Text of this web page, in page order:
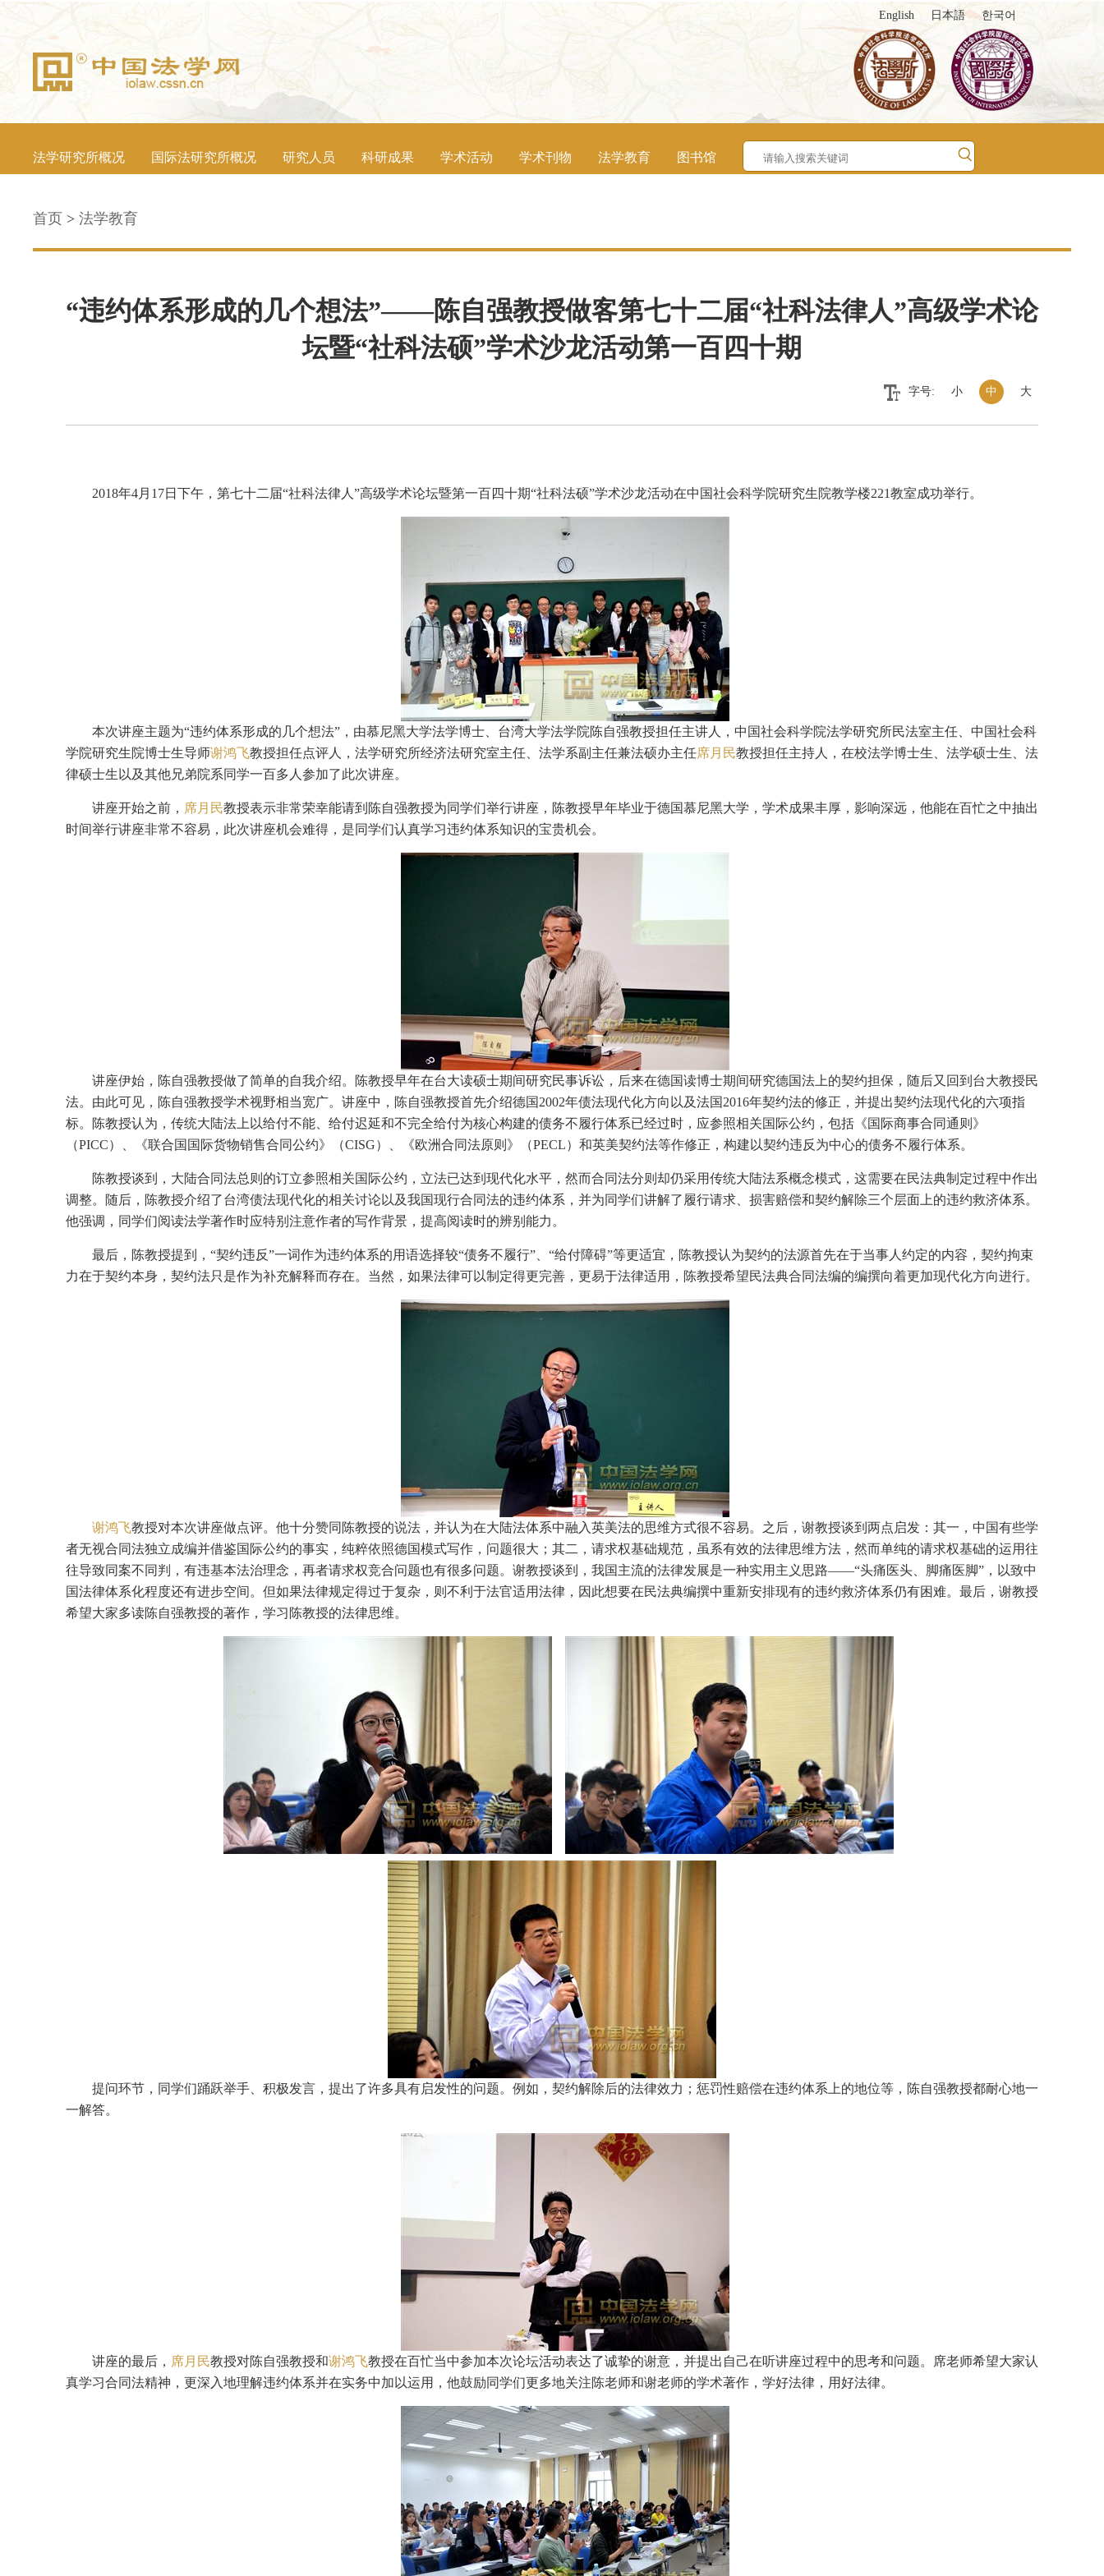
English 日本語 한국어
法学研究所概况 国际法研究所概况 研究人员 科研成果 学术活动 学术刊物 法学教育 图书馆
首页 > 法学教育
“违约体系形成的几个想法”——陈自强教授做客第七十二届“社科法律人”高级学术论
坛暨“社科法硕”学术沙龙活动第一百四十期
字号: 小 中 大
2018年4月17日下午，第七十二届“社科法律人”高级学术论坛暨第一百四十期“社科法硕”学术沙龙活动在中国社会科学院研究生院教学楼221教室成功举行。
本次讲座主题为“违约体系形成的几个想法”，由慕尼黑大学法学博士、台湾大学法学院陈自强教授担任主讲人，中国社会科学院法学研究所民法室主任、中国社会科
学院研究生院博士生导师谢鸿飞教授担任点评人，法学研究所经济法研究室主任、法学系副主任兼法硕办主任席月民教授担任主持人，在校法学博士生、法学硕士生、法
律硕士生以及其他兄弟院系同学一百多人参加了此次讲座。
讲座开始之前， 席月民教授表示非常荣幸能请到陈自强教授为同学们举行讲座，陈教授早年毕业于德国慕尼黑大学，学术成果丰厚，影响深远，他能在百忙之中抽出
时间举行讲座非常不容易，此次讲座机会难得，是同学们认真学习违约体系知识的宝贵机会。
讲座伊始，陈自强教授做了简单的自我介绍。陈教授早年在台大读硕士期间研究民事诉讼，后来在德国读博士期间研究德国法上的契约担保，随后又回到台大教授民
法。由此可见，陈自强教授学术视野相当宽广。讲座中，陈自强教授首先介绍德国2002年债法现代化方向以及法国2016年契约法的修正，并提出契约法现代化的六项指
标。陈教授认为，传统大陆法上以给付不能、给付迟延和不完全给付为核心构建的债务不履行体系已经过时，应参照相关国际公约，包括《国际商事合同通则》
（PICC）、《联合国国际货物销售合同公约》（CISG）、《欧洲合同法原则》（PECL）和英美契约法等作修正，构建以契约违反为中心的债务不履行体系。
陈教授谈到，大陆合同法总则的订立参照相关国际公约，立法已达到现代化水平，然而合同法分则却仍采用传统大陆法系概念模式，这需要在民法典制定过程中作出
调整。随后，陈教授介绍了台湾债法现代化的相关讨论以及我国现行合同法的违约体系，并为同学们讲解了履行请求、损害赔偿和契约解除三个层面上的违约救济体系。
他强调，同学们阅读法学著作时应特别注意作者的写作背景，提高阅读时的辨别能力。
最后，陈教授提到，“契约违反”一词作为违约体系的用语选择较“债务不履行”、“给付障碍”等更适宜，陈教授认为契约的法源首先在于当事人约定的内容，契约拘束
力在于契约本身，契约法只是作为补充解释而存在。当然，如果法律可以制定得更完善，更易于法律适用，陈教授希望民法典合同法编的编撰向着更加现代化方向进行。
谢鸿飞教授对本次讲座做点评。他十分赞同陈教授的说法，并认为在大陆法体系中融入英美法的思维方式很不容易。之后，谢教授谈到两点启发：其一，中国有些学
者无视合同法独立成编并借鉴国际公约的事实，纯粹依照德国模式写作，问题很大；其二，请求权基础规范，虽系有效的法律思维方法，然而单纯的请求权基础的运用往
往导致同案不同判，有违基本法治理念，再者请求权竞合问题也有很多问题。谢教授谈到，我国主流的法律发展是一种实用主义思路——“头痛医头、脚痛医脚”，以致中
国法律体系化程度还有进步空间。但如果法律规定得过于复杂，则不利于法官适用法律，因此想要在民法典编撰中重新安排现有的违约救济体系仍有困难。最后，谢教授
希望大家多读陈自强教授的著作，学习陈教授的法律思维。
提问环节，同学们踊跃举手、积极发言，提出了许多具有启发性的问题。例如，契约解除后的法律效力；惩罚性赔偿在违约体系上的地位等，陈自强教授都耐心地一
一解答。
讲座的最后， 席月民教授对陈自强教授和谢鸿飞教授在百忙当中参加本次论坛活动表达了诚挚的谢意，并提出自己在听讲座过程中的思考和问题。席老师希望大家认
真学习合同法精神，更深入地理解违约体系并在实务中加以运用，他鼓励同学们更多地关注陈老师和谢老师的学术著作，学好法律，用好法律。